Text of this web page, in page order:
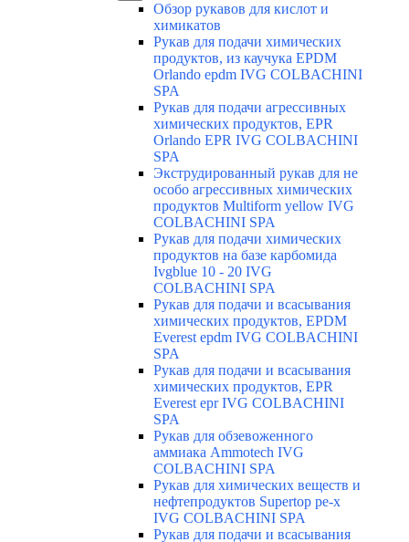
Обзор рукавов для кислот и
химикатов
Рукав для подачи химических
продуктов, из каучука EPDM
Orlando epdm IVG COLBACHINI
SPA
Рукав для подачи агрессивных
химических продуктов, EPR
Orlando EPR IVG COLBACHINI
SPA
Экструдированный рукав для не
особо агрессивных химических
продуктов Multiform yellow IVG
COLBACHINI SPA
Рукав для подачи химических
продуктов на базе карбомида
Ivgblue 10 - 20 IVG
COLBACHINI SPA
Рукав для подачи и всасывания
химических продуктов, EPDM
Everest epdm IVG COLBACHINI
SPA
Рукав для подачи и всасывания
химических продуктов, EPR
Everest epr IVG COLBACHINI
SPA
Рукав для обзевоженного
аммиака Ammotech IVG
COLBACHINI SPA
Рукав для химических веществ и
нефтепродуктов Supertop pe-x
IVG COLBACHINI SPA
Рукав для подачи и всасывания